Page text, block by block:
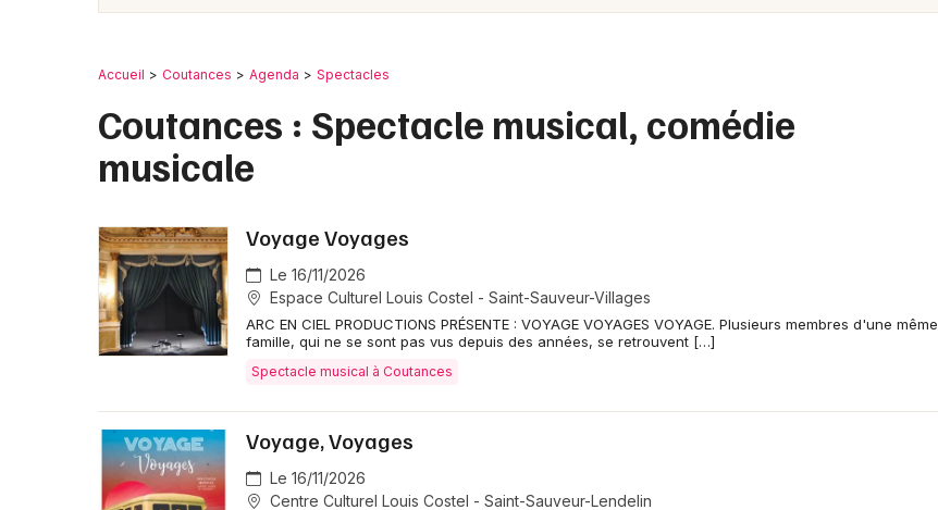
Sports
Sorties & loisirs
Mulhouse
Nice
Toutes les villes
Accueil Coutances Agenda Spectacles
Coutances : Spectacle musical, comédie
musicale
Voyage Voyages
Le 16/11/2026
Espace Culturel Louis Costel - Saint-Sauveur-Villages
ARC EN CIEL PRODUCTIONS PRÉSENTE : VOYAGE VOYAGES VOYAGE. Plusieurs membres d'une même
famille, qui ne se sont pas vus depuis des années, se retrouvent […]
Spectacle musical à Coutances
Voyage, Voyages
Le 16/11/2026
Centre Culturel Louis Costel - Saint-Sauveur-Lendelin